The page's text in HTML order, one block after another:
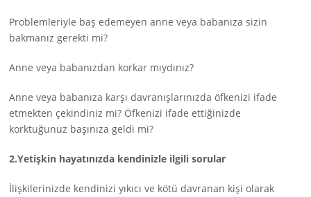
Problemleriyle baş edemeyen anne veya babanıza sizin
bakmanız gerekti mi?
Anne veya babanızdan korkar mıydınız?
Anne veya babanıza karşı davranışlarınızda öfkenizi ifade
etmekten çekindiniz mi? Öfkenizi ifade ettiğinizde
korktuğunuz başınıza geldi mi?
2.Yetişkin hayatınızda kendinizle ilgili sorular
İlişkilerinizde kendinizi yıkıcı ve kötü davranan kişi olarak